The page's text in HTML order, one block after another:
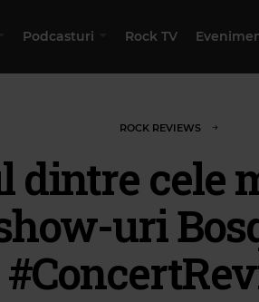
Podcasturi Rock TV
ROCK REVIEWS
dintre cele
uri